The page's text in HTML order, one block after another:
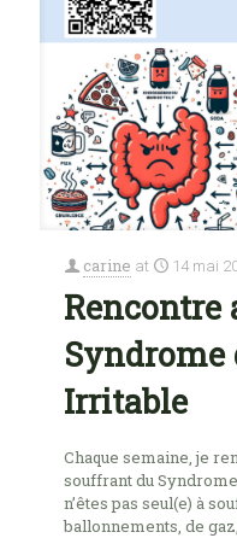
carine at 14 mai
Rencontre
Syndrome
Irritable
Chaque semaine, je
souffrant du
n’êtes pas seul(e) à
ballonnements, de gaz,